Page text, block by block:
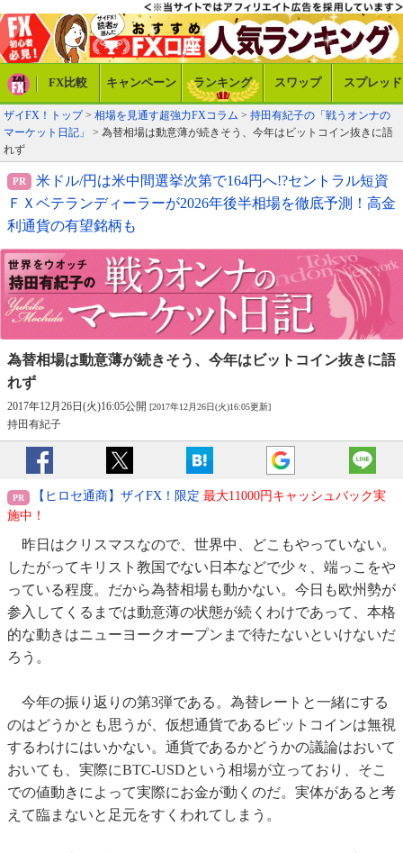
FX比較 キャンペーン ランキング スワップ スプレッド
ザイFX！トップ> 相場を見通す超強力FXコラム > 持田有紀子の「戦うオンナの
マーケット日記」
> 為替相場は動意薄が続きそう、今年はビットコイン抜きに語
れず
米ドル/円は米中間選挙次第で164円へ!?セントラル短資
ＦＸベテランディーラーが2026年後半相場を徹底予測！高金
利通貨の有望銘柄も
為替相場は動意薄が続きそう、 今年はビットコイン抜きに語
れず
2017年12月26日(火)16:05公開 [2017年12月26日(火)16:05更新]
持田有紀子
【ヒロセ通商】ザイFX！限定 最大11000円キャッシュバック実
施中！
昨日はクリスマスなので、世界中、どこもやっていない。
したがってキリスト教国でない日本などで少々、端っこをや
っている程度。だから為替相場も動かない。今日も欧州勢が
参入してくるまでは動意薄の状態が続くわけであって、本格
的な動きはニューヨークオープンまで待たないといけないだ
ろう。
今年の振り返りの第3弾である。為替レートと一緒にする
のはどうかとも思うが、仮想通貨であるビットコインは無視
するわけにはいかない。通貨であるかどうかの議論はおいて
おいても、実際にBTC-USDという相場が立っており、そこ
での値動きによって実際にお金が動くのだ。実体があると考
えて臨まないと足元をすくわれてしまう。